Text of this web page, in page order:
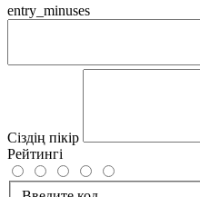
entry_minuses
Сіздің пікір
Рейтингі